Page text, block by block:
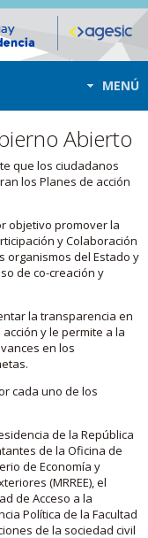
MENÚ
Abierto
que los ciudadanos
los Planes de acción
objetivo promover la
y Colaboración
organismos del Estado y
de co-creación y
la transparencia en
y le permite a la
en los
cada uno de los
de la República
de la Oficina de
de Economía y
(MRREE), el
de Acceso a la
Política de la Facultad
de la sociedad civil